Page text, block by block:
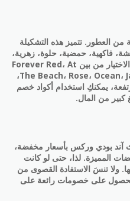
العطور. تتميز هذه التشكيلة
فاكهية، حمضية، حلوة، زهرية،
وخشبية. أما بالنسبة للروائح، فيمكنكِ الاختيار من بين Forever Red، At
The Beach، Rose، Ocean، Jasmine Sandalwood، Dark Kiss،
يمكنكِ استخدام أكواد خصم
آند بودي وركس بأسعار مخفضة،
المميزة. لذا، حتى لو كانت
ولا تنسَ الاستفادة القصوى من
على خصومات رائعة على